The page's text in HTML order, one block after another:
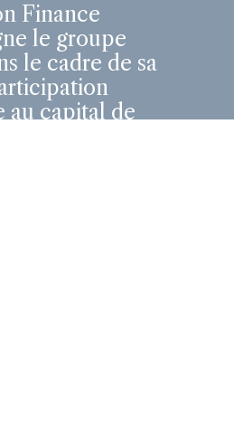
Finance
le groupe
le cadre de sa
au capital de